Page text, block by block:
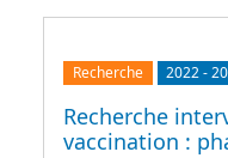
Recherche 2022-
Recherche
vaccination :